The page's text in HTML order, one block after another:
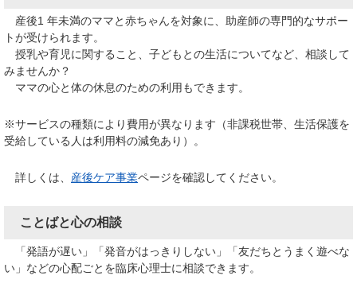
産後1 年未満のママと赤ちゃんを対象に、助産師の専門的なサポー
トが受けられます。
授乳や育児に関すること、子どもとの生活についてなど、相談して
みませんか？
ママの心と体の休息のための利用もできます。
※サービスの種類により費用が異なります（非課税世帯、生活保護を
受給している人は利用料の減免あり）。
詳しくは、 産後ケア事業​​​​​ページを確認してください。
ことばと心の相談
「発語が遅い」「発音がはっきりしない」「友だちとうまく遊べな
い」などの心配ごとを臨床心理士に相談できます。